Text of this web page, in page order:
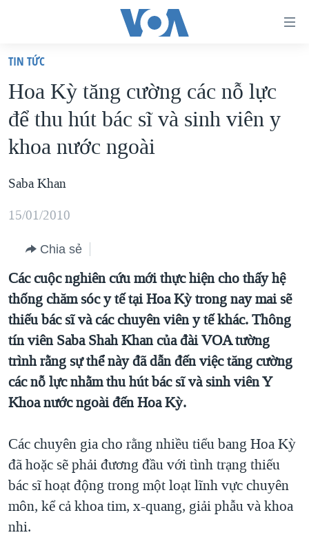
truy
cập
Tới
nội
chính
điều
hướng
Đi
tới
"Tìm"
VIỆT NAM
HOA KỲ
BIỂN ĐÔNG
THẾ GIỚI
DIỄN ĐÀN
MỤC
TỰ DO BÁO CHÍ
VẠCH TRẦN TIN GIẢ
NGƯỜI VIỆT HẢI NGOẠI
ĐỜI SỐNG
KINH TẾ
KHOA HỌC
VĂN HOÁ
THỂ THAO
GIÁO DỤC
CHUYÊN ĐỀ
CHIẾN TRANH THƯƠNG MẠI CỦA MỸ: QUÁ KHỨ VÀ HIỆN
TẠI
HÀNH TRÌNH BẦU CỬ 2024
MỘT NĂM CHIẾN TRANH TẠI DẢI GAZA
GIẢI MÃ VÀNH ĐAI & CON ĐƯỜNG
NGÀY TỊ NẠN THẾ GIỚI
TRỊNH VĨNH BÌNH - NGƯỜI HẠ 'BÊN THẮNG CUỘC'
GROUND ZERO – XƯA VÀ NAY
CHI PHÍ CHIẾN TRANH AFGHANISTAN
CÁC GIÁ TRỊ CỘNG HÒA Ở VIỆT NAM
HỌC TIẾNG ANH
VIDEO
NGHE
MẠNG XÃ HỘI
Ngôn ngữ khác
TIN TỨC
Hoa Kỳ tăng cường các nỗ lực
để thu hút bác sĩ và sinh viên y
khoa nước ngoài
Saba Khan
15/01/2010
Chia sẻ
Các cuộc nghiên cứu mới thực hiện cho thấy hệ
thống chăm sóc y tế tại Hoa Kỳ trong nay mai sẽ
thiếu bác sĩ và các chuyên viên y tế khác. Thông
tín viên Saba Shah Khan của đài VOA tường
trình rằng sự thể này đã dẫn đến việc tăng cường
các nỗ lực nhằm thu hút bác sĩ và sinh viên Y
Khoa nước ngoài đến Hoa Kỳ.
Các chuyên gia cho rằng nhiều tiểu bang Hoa Kỳ
đã hoặc sẽ phải đương đầu với tình trạng thiếu
bác sĩ hoạt động trong một loạt lĩnh vực chuyên
môn, kể cả khoa tim, x-quang, giải phẫu và khoa
nhi.